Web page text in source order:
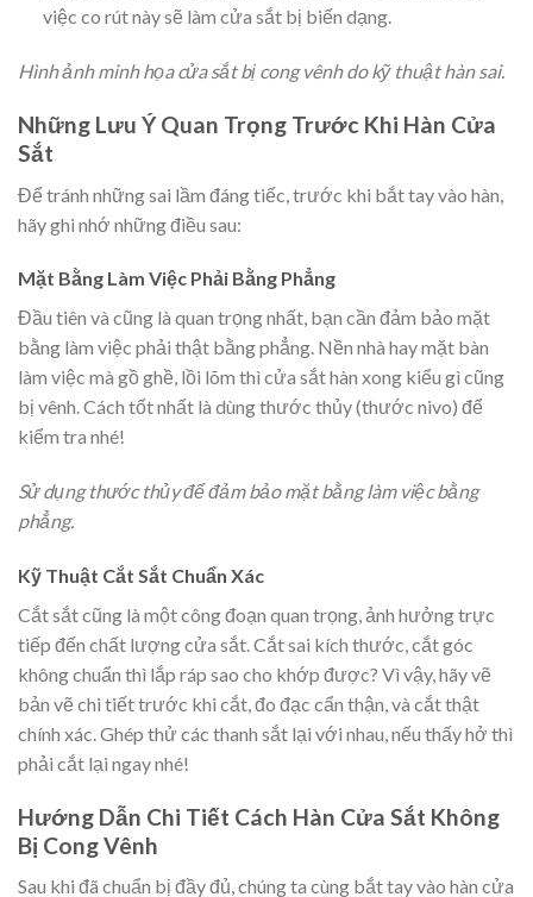
việc co rút này sẽ làm cửa sắt bị biến dạng.
Hình ảnh minh họa cửa sắt bị cong vênh do kỹ thuật hàn sai.
Những Lưu Ý Quan Trọng Trước Khi Hàn Cửa
Sắt
Để tránh những sai lầm đáng tiếc, trước khi bắt tay vào hàn,
hãy ghi nhớ những điều sau:
Mặt Bằng Làm Việc Phải Bằng Phẳng
Đầu tiên và cũng là quan trọng nhất, bạn cần đảm bảo mặt
bằng làm việc phải thật bằng phẳng. Nền nhà hay mặt bàn
làm việc mà gồ ghề, lồi lõm thì cửa sắt hàn xong kiểu gì cũng
bị vênh. Cách tốt nhất là dùng thước thủy (thước nivo) để
kiểm tra nhé!
Sử dụng thước thủy để đảm bảo mặt bằng làm việc bằng
phẳng.
Kỹ Thuật Cắt Sắt Chuẩn Xác
Cắt sắt cũng là một công đoạn quan trọng, ảnh hưởng trực
tiếp đến chất lượng cửa sắt. Cắt sai kích thước, cắt góc
không chuẩn thì lắp ráp sao cho khớp được? Vì vậy, hãy vẽ
bản vẽ chi tiết trước khi cắt, đo đạc cẩn thận, và cắt thật
chính xác. Ghép thử các thanh sắt lại với nhau, nếu thấy hở thì
phải cắt lại ngay nhé!
Hướng Dẫn Chi Tiết Cách Hàn Cửa Sắt Không
Bị Cong Vênh
Sau khi đã chuẩn bị đầy đủ, chúng ta cùng bắt tay vào hàn cửa